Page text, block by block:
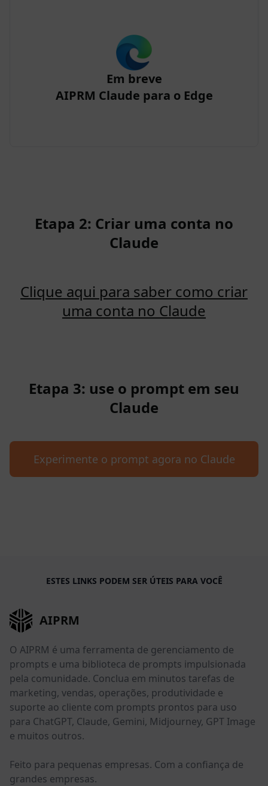
Em breve
AIPRM Claude para o Edge
Etapa 2: Criar uma conta no
Claude
Clique aqui para saber como criar
uma conta no Claude
Etapa 3: use o prompt em seu
Claude
Experimente o prompt agora no Claude
ESTES LINKS PODEM SER ÚTEIS PARA VOCÊ
AIPRM
O AIPRM é uma ferramenta de gerenciamento de
prompts e uma biblioteca de prompts impulsionada
pela comunidade. Conclua em minutos tarefas de
marketing, vendas, operações, produtividade e
suporte ao cliente com prompts prontos para uso
para ChatGPT, Claude, Gemini, Midjourney, GPT Image
e muitos outros.
Feito para pequenas empresas. Com a confiança de
grandes empresas.